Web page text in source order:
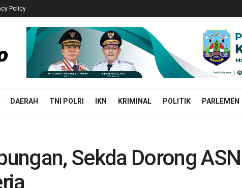
Policy
DAERAH TNI POLRI IKN KRIMINAL POLITIK PARLEMEN
Sekda Dorong ASN